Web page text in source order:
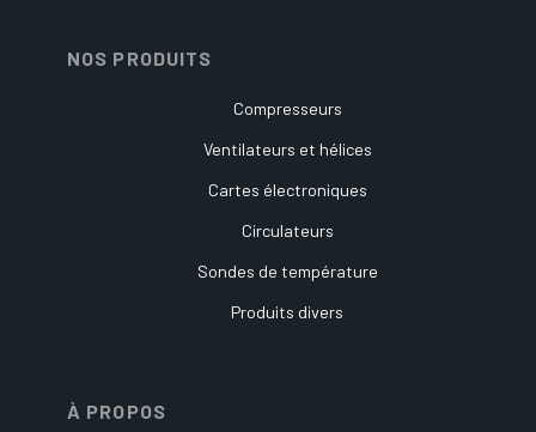
NOS PRODUITS
Compresseurs
Ventilateurs et hélices
Cartes électroniques
Circulateurs
Sondes de température
Produits divers
À PROPOS